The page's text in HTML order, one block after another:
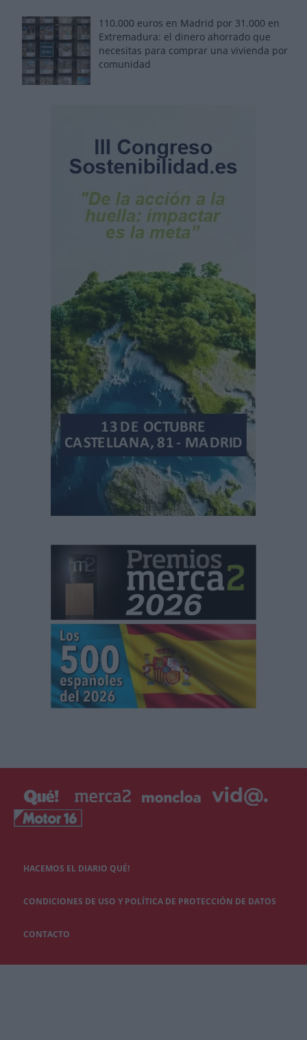
110.000 euros en Madrid por 31.000 en
Extremadura: el dinero ahorrado que
necesitas para comprar una vivienda por
comunidad
HACEMOS EL DIARIO QUÉ!
CONDICIONES DE USO Y POLÍTICA DE PROTECCIÓN DE DATOS
CONTACTO